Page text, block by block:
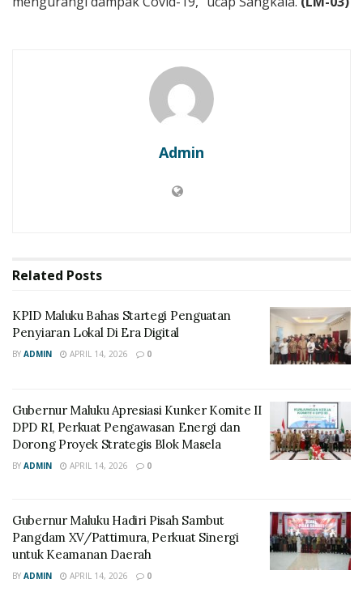
Admin
Related Posts
KPID Maluku Bahas Startegi Penguatan
Penyiaran Lokal Di Era Digital
BY ADMIN APRIL 14, 2026 0
Gubernur Maluku Apresiasi Kunker Komite II
DPD RI, Perkuat Pengawasan Energi dan
Dorong Proyek Strategis Blok Masela
BY ADMIN APRIL 14, 2026 0
Gubernur Maluku Hadiri Pisah Sambut
Pangdam XV/Pattimura, Perkuat Sinergi
untuk Keamanan Daerah
BY ADMIN APRIL 14, 2026 0